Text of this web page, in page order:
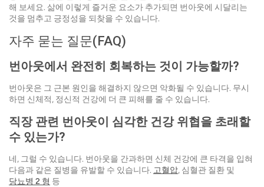
해 보세요. 삶에 이렇게 즐거운 요소가 추가되면 번아웃에 시달리는
것을 멈추고 긍정성을 되찾을 수 있습니다.
자주 묻는 질문(FAQ)
번아웃에서 완전히 회복하는 것이 가능할까?
번아웃은 그 근본 원인을 해결하지 않으면 악화될 수 있습니다. 무시
하면 신체적, 정신적 건강에 더 큰 피해를 줄 수 있습니다.
직장 관련 번아웃이 심각한 건강 위협을 초래할
수 있는가?
네, 그럴 수 있습니다. 번아웃을 간과하면 신체 건강에 큰 타격을 입혀
다음과 같은 질병을 유발할 수 있습니다. 고혈압, 심혈관 질환 및
당뇨병 2 형 등